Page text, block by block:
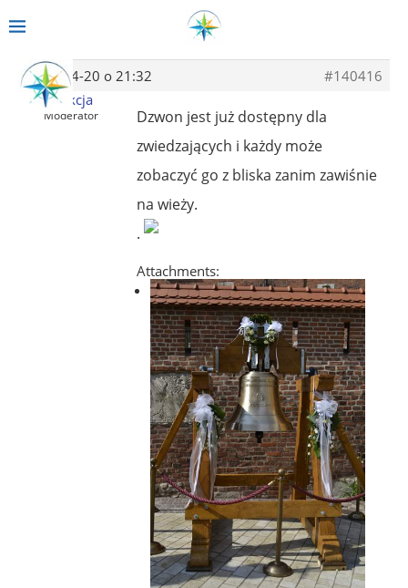
2014-04-20 o 21:32
#140416
Redakcja
Moderator
Dzwon jest już dostępny dla
zwiedzających i każdy może
zobaczyć go z bliska zanim zawiśnie
na wieży.
.
Attachments: